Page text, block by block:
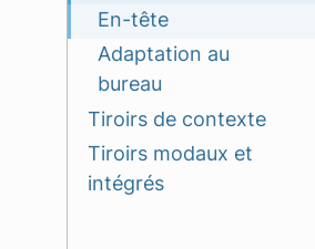
En-tête
Adaptation au
bureau
Tiroirs de contexte
Tiroirs modaux et
intégrés